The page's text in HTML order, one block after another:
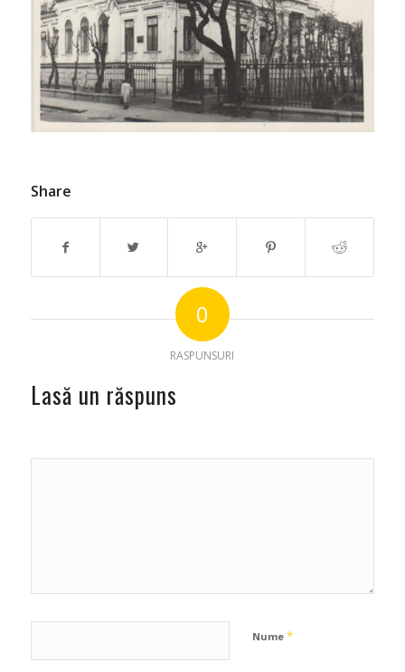
Share
0
RASPUNSURI
Lasă un răspuns
Nume *